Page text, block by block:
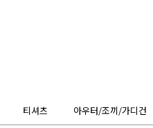
티셔츠 아우터/조끼/가디건